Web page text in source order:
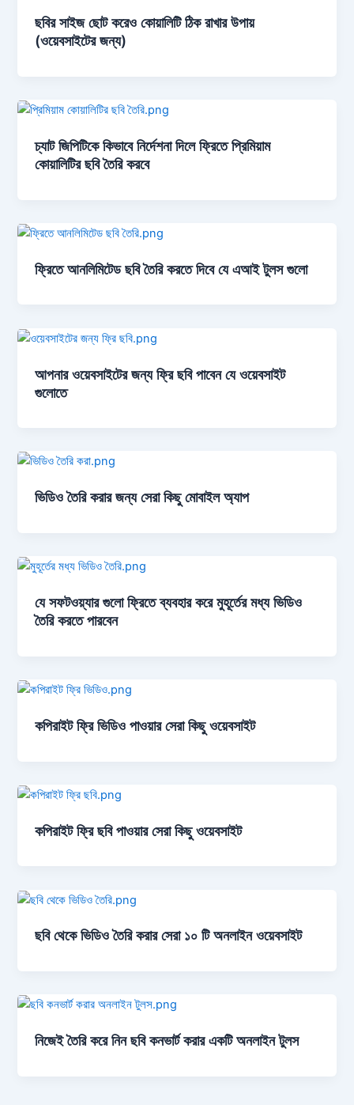
ছবির সাইজ ছোট করেও কোয়ালিটি ঠিক রাখার উপায়
(ওয়েবসাইটের জন্য)
চ্যাট জিপিটিকে কিভাবে নির্দেশনা দিলে ফ্রিতে প্রিমিয়াম
কোয়ালিটির ছবি তৈরি করবে
ফ্রিতে আনলিমিটেড ছবি তৈরি করতে দিবে যে এআই টুলস গুলো
আপনার ওয়েবসাইটের জন্য ফ্রি ছবি পাবেন যে ওয়েবসাইট
গুলোতে
ভিডিও তৈরি করার জন্য সেরা কিছু মোবাইল অ্যাপ
যে সফটওয়্যার গুলো ফ্রিতে ব্যবহার করে মুহূর্তের মধ্য ভিডিও
তৈরি করতে পারবেন
কপিরাইট ফ্রি ভিডিও পাওয়ার সেরা কিছু ওয়েবসাইট
কপিরাইট ফ্রি ছবি পাওয়ার সেরা কিছু ওয়েবসাইট
ছবি থেকে ভিডিও তৈরি করার সেরা ১০ টি অনলাইন ওয়েবসাইট
নিজেই তৈরি করে নিন ছবি কনভার্ট করার একটি অনলাইন টুলস